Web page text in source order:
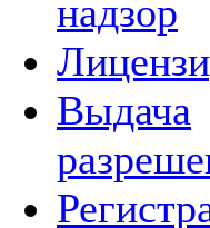
надзор
Выдача